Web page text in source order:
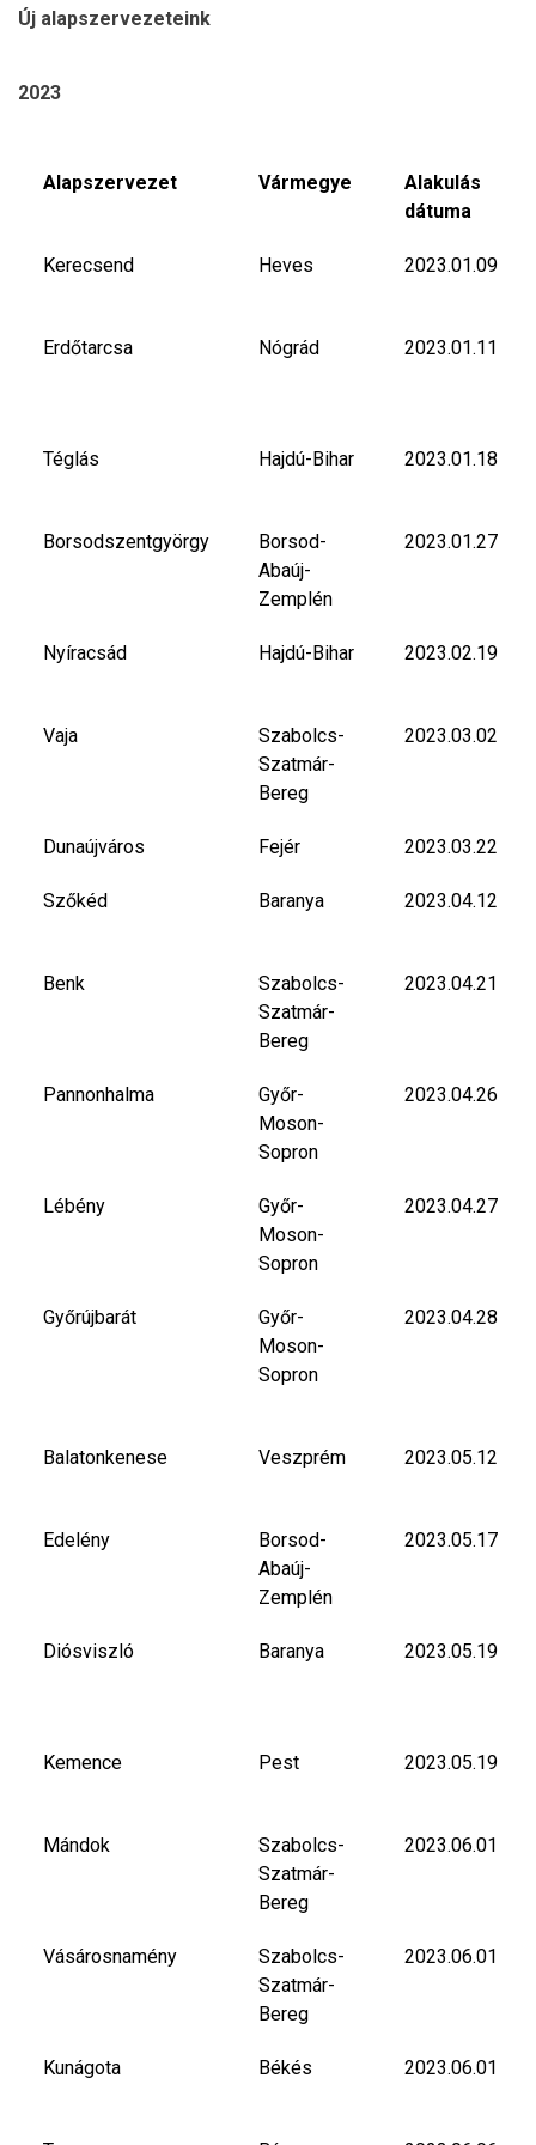
Új alapszervezeteink
2023
Alapszervezet Vármegye
Alakulás
dátuma
Kerecsend Heves 2023.01.09
Erdőtarcsa Nógrád 2023.01.11
Téglás Hajdú-Bihar 2023.01.18
Borsodszentgyörgy
Borsod-
Abaúj-
Zemplén
2023.01.27
Nyíracsád Hajdú-Bihar 2023.02.19
Vaja
Szabolcs-
Szatmár-
Bereg
2023.03.02
Dunaújváros Fejér 2023.03.22
Szőkéd Baranya 2023.04.12
Benk
Szabolcs-
Szatmár-
Bereg
2023.04.21
Pannonhalma
Győr-
Moson-
Sopron
2023.04.26
Lébény
Győr-
Moson-
Sopron
2023.04.27
Győrújbarát
Győr-
Moson-
Sopron
2023.04.28
Balatonkenese Veszprém 2023.05.12
Edelény
Borsod-
Abaúj-
Zemplén
2023.05.17
Diósviszló Baranya 2023.05.19
Kemence Pest 2023.05.19
Mándok
Szabolcs-
Szatmár-
Bereg
2023.06.01
Vásárosnamény
Szabolcs-
Szatmár-
Bereg
2023.06.01
Kunágota Békés 2023.06.01